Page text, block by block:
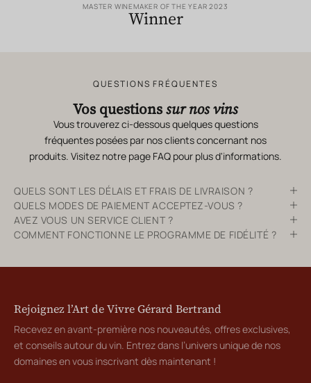
MASTER WINEMAKER OF THE YEAR 2023
Winner
QUESTIONS FRÉQUENTES
Vos questionssur nos vins
Vous trouverez ci-dessous quelques questions
fréquentes posées par nos clients concernant nos
produits. Visitez notre page FAQ pour plus d'informations.
QUELS SONT LES DÉLAIS ET FRAIS DE LIVRAISON ?
QUELS MODES DE PAIEMENT ACCEPTEZ-VOUS ?
AVEZ VOUS UN SERVICE CLIENT ?
COMMENT FONCTIONNE LE PROGRAMME DE FIDÉLITÉ ?
Rejoignez l’Art de Vivre Gérard Bertrand
Recevez en avant-première nos nouveautés, offres exclusives,
et conseils autour du vin. Entrez dans l’univers unique de nos
domaines en vous inscrivant dès maintenant !